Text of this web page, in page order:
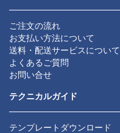
ご注文の流れ
お支払い方法について
送料・配送サービスについて
よくあるご質問
お問い合せ
テクニカルガイド
テンプレートダウンロード